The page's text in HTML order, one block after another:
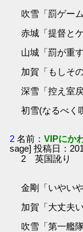
吹雪「罰ゲー
赤城「提督と
山城「罰が重
加賀「もしそ
深雪「控え室
初雪(なるべく
2 名前：VIPにか
sage] 投稿日：
2 英国訛り
金剛「いやい
加賀「大丈夫
吹雪「第一艦